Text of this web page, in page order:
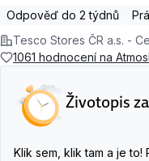
Odpověď do 2 týdnů
Tesco Stores ČR a.s. -
1061 hodnocení na
Životopis
Klik sem, klik tam a je